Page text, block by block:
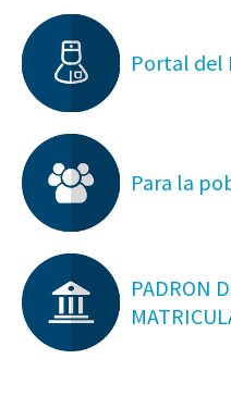
Portal del
Para la
PADRON